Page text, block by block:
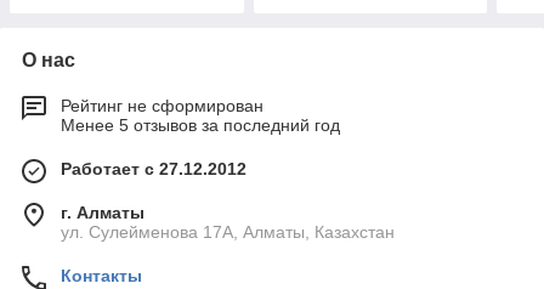
О нас
Рейтинг не сформирован
Менее 5 отзывов за последний год
Работает с 27.12.2012
г. Алматы
ул. Сулейменова 17А, Алматы, Казахстан
Контакты